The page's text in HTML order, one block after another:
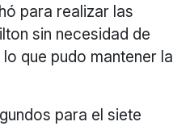
para realizar las
sin necesidad de
que pudo mantener la
para el siete